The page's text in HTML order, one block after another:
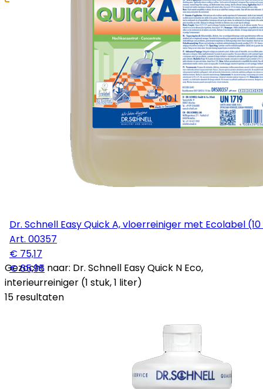
Dr. Schnell Easy Quick A, vloerreiniger met
Art. 00357
€ 75,17
€ 65,95
Gezocht naar: Dr. Schnell Easy Quick N Eco,
interieurreiniger (1 stuk, 1 liter)
15 resultaten